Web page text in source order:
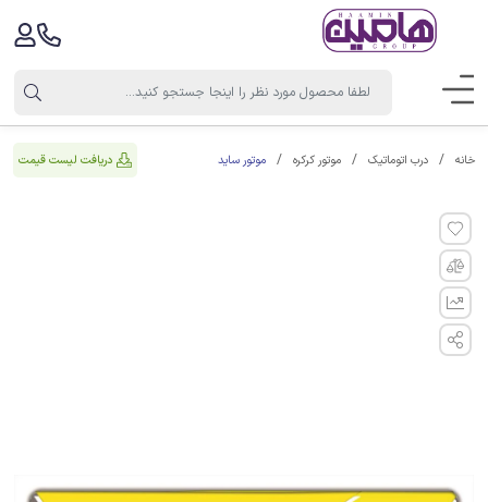
خانه درب اتوماتیک موتور کرکره موتور ساید دریافت لیست قیمت